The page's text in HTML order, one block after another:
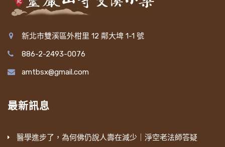
新北市雙溪區外柑里 12 鄰大埤 1-1 號
886-2-2493-0076
amtbsx@gmail.com
最新訊息
醫學進步了，為何佛仍說人壽在減少｜淨空老法師答疑